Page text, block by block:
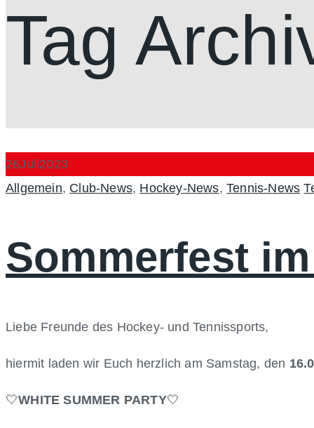
Tag
26Juli2023
Categories
Allgemein, Club-News, Hockey-News,Tennis-News
Sommerfest
Liebe Freunde des Hockey- und Tennissports,
hiermit laden wir Euch herzlich am Samstag, den
🤍WHITE SUMMER PARTY🤍